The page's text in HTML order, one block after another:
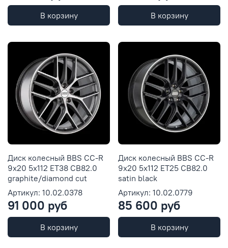
В корзину В корзину
Диск колесный BBS CC-R
9x20 5x112 ET38 CB82.0
graphite/diamond cut
Артикул: 10.02.0378
91 000 руб
В корзину
Диск колесный BBS CC-R
9x20 5x112 ET25 CB82.0
satin black
Артикул: 10.02.0779
85 600 руб
В корзину